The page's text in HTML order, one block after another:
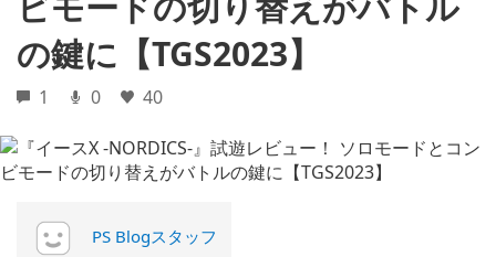
の鍵に【TGS2023】
1 0 40
PS Blogスタッフ